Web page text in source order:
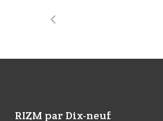
RIZM par Dix-neuf